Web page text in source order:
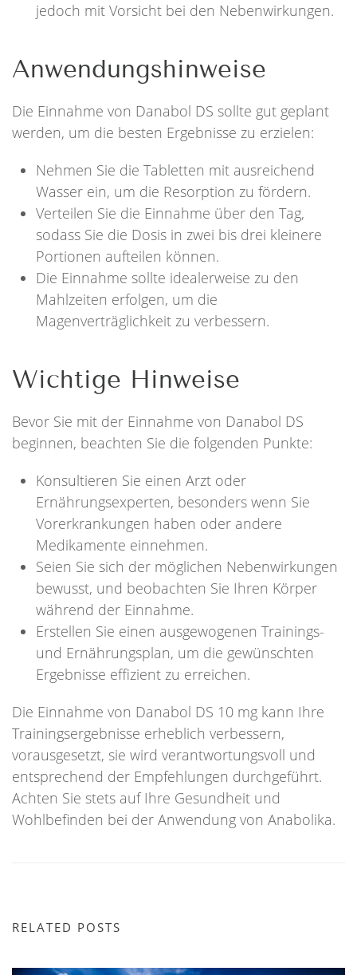
jedoch mit Vorsicht bei den Nebenwirkungen.
Anwendungshinweise
Die Einnahme von Danabol DS sollte gut geplant
werden, um die besten Ergebnisse zu erzielen:
Nehmen Sie die Tabletten mit ausreichend
Wasser ein, um die Resorption zu fördern.
Verteilen Sie die Einnahme über den Tag,
sodass Sie die Dosis in zwei bis drei kleinere
Portionen aufteilen können.
Die Einnahme sollte idealerweise zu den
Mahlzeiten erfolgen, um die
Magenverträglichkeit zu verbessern.
Wichtige Hinweise
Bevor Sie mit der Einnahme von Danabol DS
beginnen, beachten Sie die folgenden Punkte:
Konsultieren Sie einen Arzt oder
Ernährungsexperten, besonders wenn Sie
Vorerkrankungen haben oder andere
Medikamente einnehmen.
Seien Sie sich der möglichen Nebenwirkungen
bewusst, und beobachten Sie Ihren Körper
während der Einnahme.
Erstellen Sie einen ausgewogenen Trainings-
und Ernährungsplan, um die gewünschten
Ergebnisse effizient zu erreichen.
Die Einnahme von Danabol DS 10 mg kann Ihre
Trainingsergebnisse erheblich verbessern,
vorausgesetzt, sie wird verantwortungsvoll und
entsprechend der Empfehlungen durchgeführt.
Achten Sie stets auf Ihre Gesundheit und
Wohlbefinden bei der Anwendung von Anabolika.
RELATED POSTS